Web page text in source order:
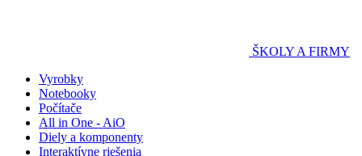
ŠKOLY A FIRMY
Vyrobky
Notebooky
Počítače
All in One - AiO
Diely a komponenty
Interaktívne riešenia